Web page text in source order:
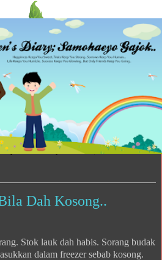
Dah Kosong..
Stok lauk dah habis. Sorang budak
dalam freezer sebab kosong.